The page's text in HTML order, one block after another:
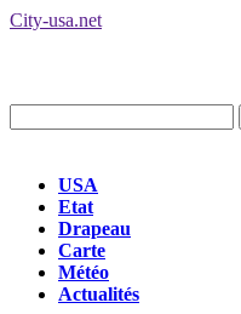
City-usa.net
USA
Etat
Drapeau
Carte
Météo
Actualités